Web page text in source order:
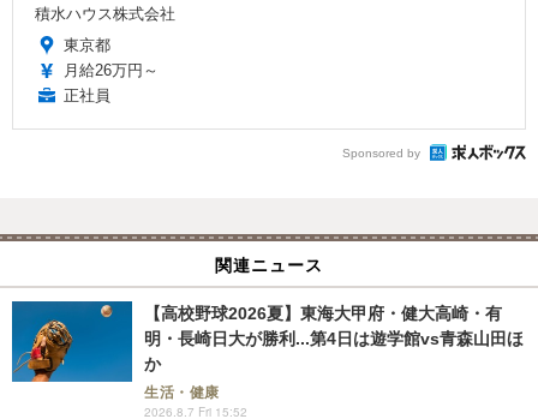
積水ハウス株式会社
東京都
月給26万円～
正社員
Sponsored by
関連ニュース
【高校野球2026夏】東海大甲府・健大高崎・有
明・長崎日大が勝利...第4日は遊学館vs青森山田ほ
か
生活・健康
2026.8.7 Fri 15:52